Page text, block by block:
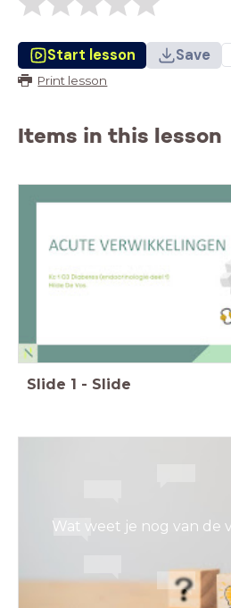
Start lesson Save
Print lesson
Items in this lesson
Slide 1 - Slide
Wat weet je nog van de